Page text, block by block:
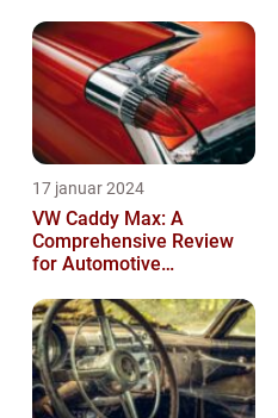
17 januar 2024
VW Caddy Max: A
Comprehensive Review
for Automotive